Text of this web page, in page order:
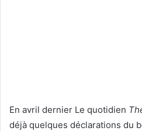
En avril dernier Le quotidien
déjà quelques déclarations du